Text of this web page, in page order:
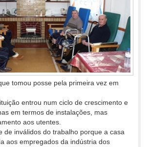
tomou posse pela primeira vez em
entrou num ciclo de crescimento e
em termos de instalações, mas
aos utentes.
de inválidos do trabalho porque a casa
aos empregados da indústria dos